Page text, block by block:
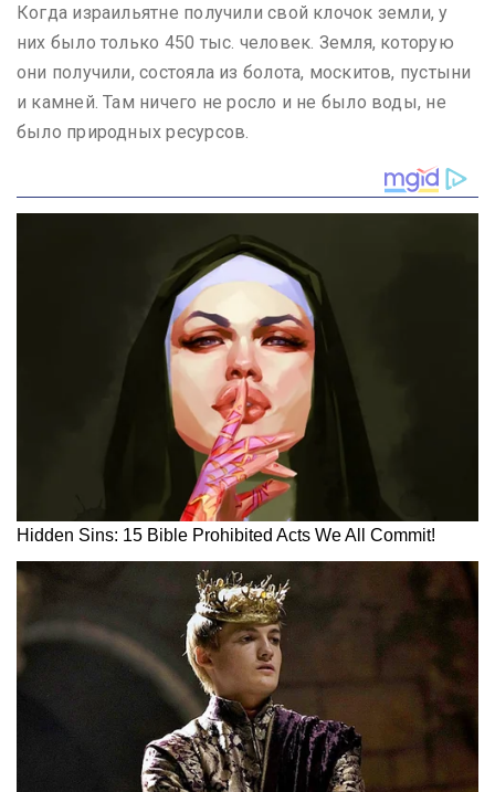
Когда израильятне получили свой клочок земли, у
них было только 450 тыс. человек. Земля, которую
они получили, состояла из болота, москитов, пустыни
и камней. Там ничего не росло и не было воды, не
было природных ресурсов.